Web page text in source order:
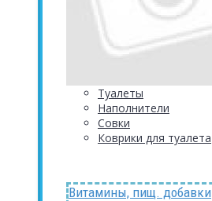
Туалеты
Наполнители
Совки
Коврики для туалета
Витамины, пищ. добавки